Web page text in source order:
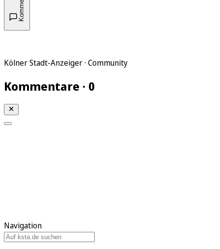
Kölner Stadt-Anzeiger · Community
Kommentare · 0
Navigation